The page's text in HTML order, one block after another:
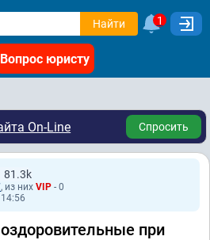
Найти 1
Вопрос юристу
On-Line Спросить
81.3k
, из них VIP - 0
при